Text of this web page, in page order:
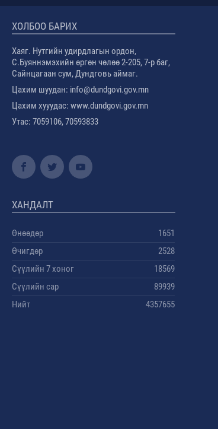
ХОЛБОО БАРИХ
Хаяг. Нутгийн удирдлагын ордон,
С.Буяннэмэхийн өргөн чөлөө 2-205, 7-р баг,
Сайнцагаан сум, Дундговь аймаг.
Цахим шуудан: info@dundgovi.gov.mn
Цахим хууудас: www.dundgovi.gov.mn
Утас: 7059106, 70593833
ХАНДАЛТ
Өнөөдөр
1651
Өчигдөр
2528
Сүүлийн 7 хоног
18569
Сүүлийн сар
89939
Нийт
4357655